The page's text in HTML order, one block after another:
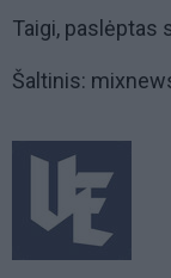
Taigi, paslėptas
Šaltinis: